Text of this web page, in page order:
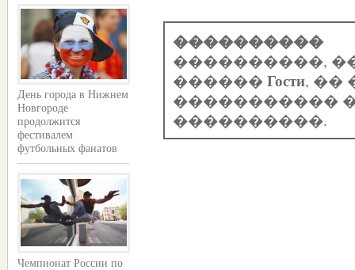
День города в Нижнем
Новгороде
продолжится
фестивалем
футбольных фанатов
Чемпионат России по
����������
����������,
������Гости, ��
�����������
����������.